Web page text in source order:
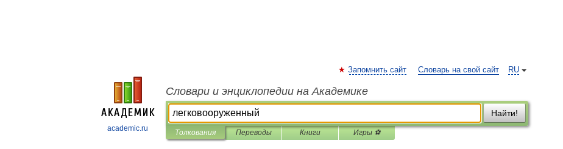
academic.ru
RU
Запомнить сайт Словарь на свой сайт
Словари и энциклопедии на Академике
Найти!
Толкования Переводы Книги Игры ⚽